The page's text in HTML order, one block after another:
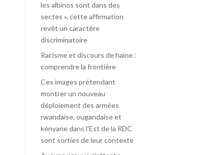
les albinos sont dans des
sectes », cette affirmation
revêt un caractère
discriminatoire
Racisme et discours de haine :
comprendre la frontière
Ces images prétendant
montrer un nouveau
déploiement des armées
rwandaise, ougandaise et
kényane dans l’Est de la RDC
sont sorties de leur contexte